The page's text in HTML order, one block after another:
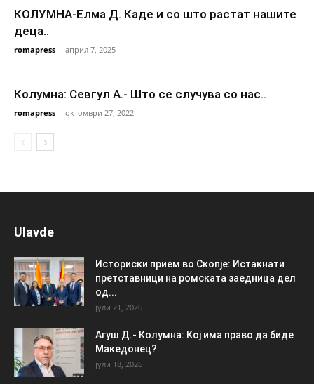
КОЛУМНА-Елма Д. Каде и со што растат нашите
деца..
romapress - април 7, 2025
Колумна: Севгул А.- Што се случува со нас..
romapress - октомври 27, 2022
Ulavde
Историски прием во Скопје: Истакнати
претставници на ромската заедница дел
од...
јули 21, 2026
Агуш Д.- Колумна: Кој има право да биде
Македонец?
јули 18, 2026